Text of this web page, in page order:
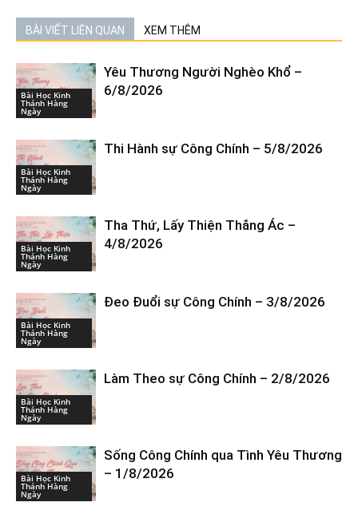
BÀI VIẾT LIÊN QUAN XEM THÊM
Bài Học Kinh
Thánh Hàng
Ngày
Yêu Thương Người Nghèo Khổ –
6/8/2026
Bài Học Kinh
Thánh Hàng
Ngày
Thi Hành sự Công Chính – 5/8/2026
Bài Học Kinh
Thánh Hàng
Ngày
Tha Thứ, Lấy Thiện Thắng Ác –
4/8/2026
Bài Học Kinh
Thánh Hàng
Ngày
Đeo Đuổi sự Công Chính – 3/8/2026
Bài Học Kinh
Thánh Hàng
Ngày
Làm Theo sự Công Chính – 2/8/2026
Bài Học Kinh
Thánh Hàng
Ngày
Sống Công Chính qua Tình Yêu Thương
– 1/8/2026